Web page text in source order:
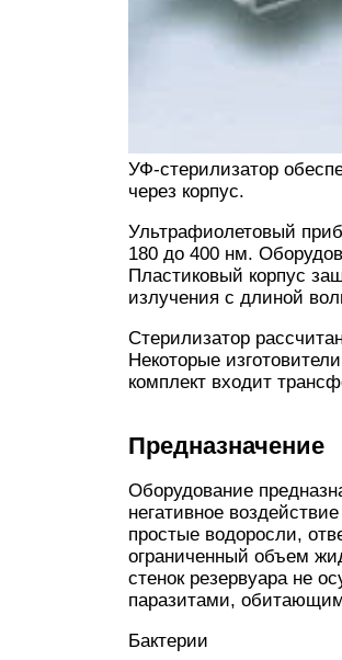
УФ-стерилизатор
через корпус.
Ультрафиолетовый
180 до 400 нм.
Пластиковый корпус
излучения с длиной
Стерилизатор
Некоторые
комплект входит
Предназначение
Оборудование
негативное
простые водоросли,
ограниченный объем
стенок резервуара не
паразитами,
Бактерии